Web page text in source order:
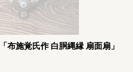
施覚氏作 白胴縄縁 扇面扇」